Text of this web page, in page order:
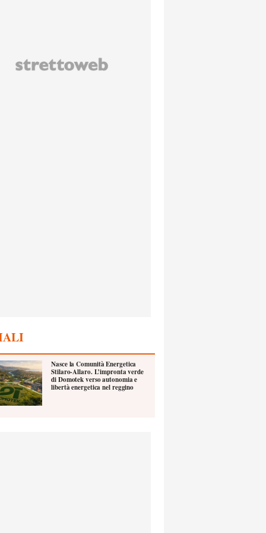
Nasce la Comunità Energetica
Stilaro-Allaro. L’impronta verde
di Domotek verso autonomia e
libertà energetica nel reggino